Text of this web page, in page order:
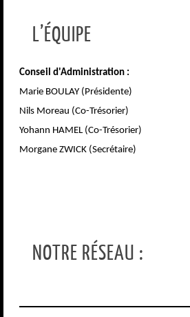
L’ÉQUIPE
Conseil d'Administration :
Marie BOULAY (Présidente)
Nils Moreau (Co-Trésorier)
Yohann HAMEL (Co-Trésorier)
Morgane ZWICK (Secrétaire)
NOTRE RÉSEAU :